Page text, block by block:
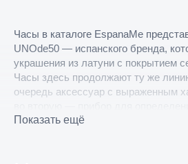
Часы в каталоге EspanaMe
UNOde50 — испанского бренда,
украшения из латуни с покрытием
Часы здесь продолжают ту же
очередь аксессуар с выраженным
крупные циферблаты, узнаваемая
Показать ещё